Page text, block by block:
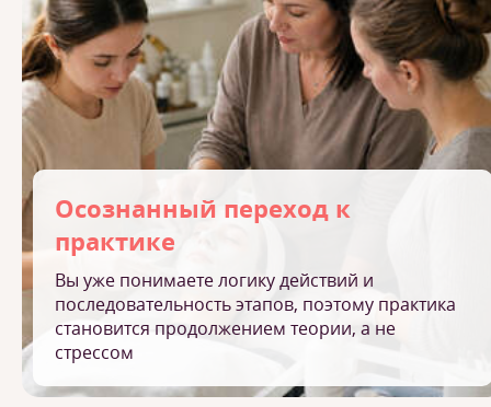
Осознанный переход к
практике
Вы уже понимаете логику действий и
последовательность этапов, поэтому практика
становится продолжением теории, а не
стрессом